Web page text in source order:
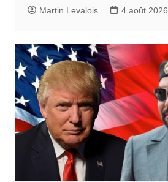
Martin Levalois 4 août 2026